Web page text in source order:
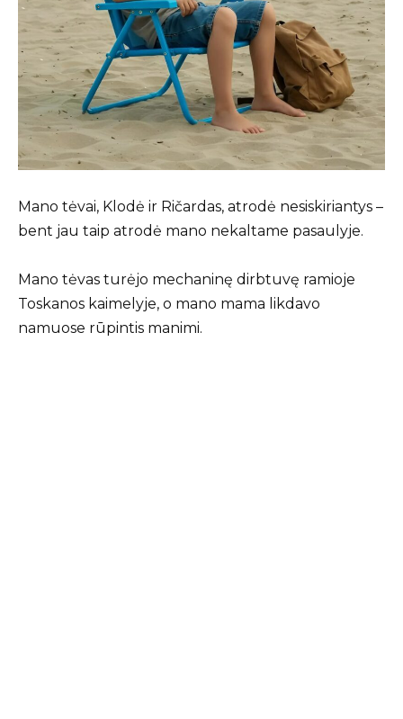
Mano tėvai, Klodė ir Ričardas, atrodė nesiskiriantys –
bent jau taip atrodė mano nekaltame pasaulyje.
Mano tėvas turėjo mechaninę dirbtuvę ramioje
Toskanos kaimelyje, o mano mama likdavo
namuose rūpintis manimi.